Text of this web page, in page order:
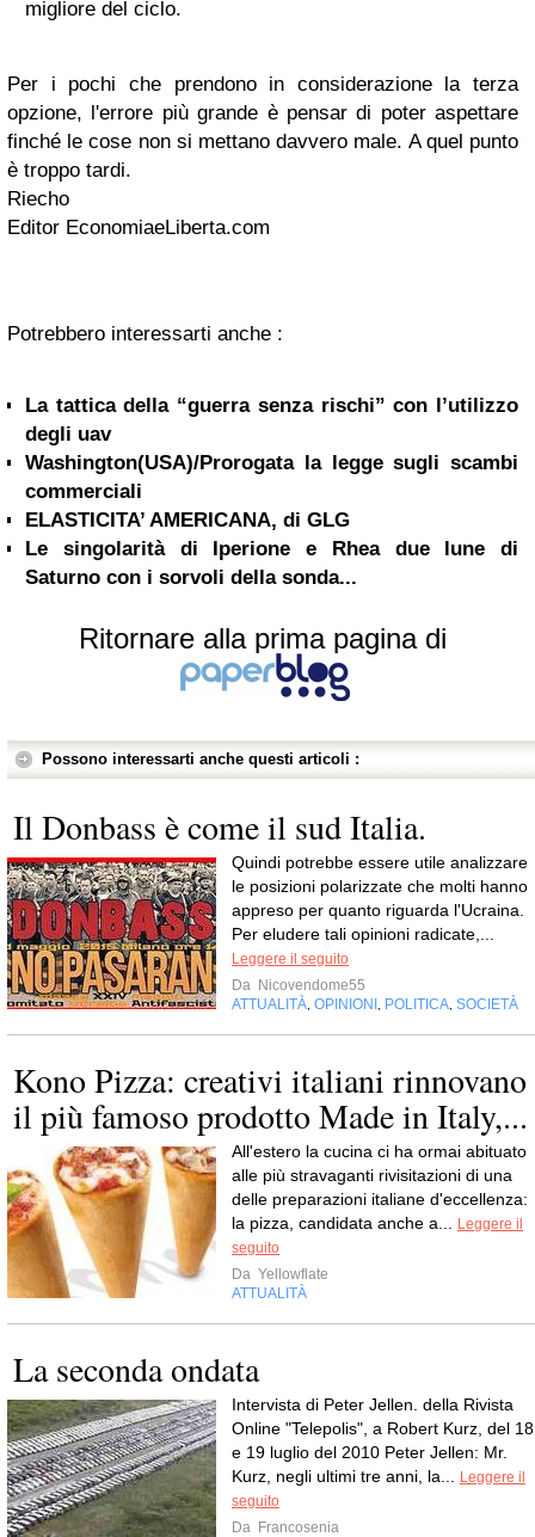
migliore del ciclo.
Per i pochi che prendono in considerazione la terza
opzione, l'errore più grande è pensar di poter aspettare
finché le cose non si mettano davvero male. A quel punto
è troppo tardi.
Riecho
Editor EconomiaeLiberta.com
Potrebbero interessarti anche :
La tattica della “guerra senza rischi” con l’utilizzo
degli uav
Washington(USA)/Prorogata la legge sugli scambi
commerciali
ELASTICITA’ AMERICANA, di GLG
Le singolarità di Iperione e Rhea due lune di
Saturno con i sorvoli della sonda...
Ritornare alla prima pagina di
Possono interessarti anche questi articoli :
Il Donbass è come il sud Italia.
Quindi potrebbe essere utile analizzare
le posizioni polarizzate che molti hanno
appreso per quanto riguarda l'Ucraina.
Per eludere tali opinioni radicate,...
Leggere il seguito
Da Nicovendome55
ATTUALITÀ OPINIONI POLITICA SOCIETÀ
Kono Pizza: creativi italiani rinnovano
il più famoso prodotto Made in Italy,...
All'estero la cucina ci ha ormai abituato
alle più stravaganti rivisitazioni di una
delle preparazioni italiane d'eccellenza:
la pizza, candidata anche a...
Leggere il
seguito
Da Yellowflate
ATTUALITÀ
La seconda ondata
Intervista di Peter Jellen. della Rivista
Online "Telepolis", a Robert Kurz, del 18
e 19 luglio del 2010 Peter Jellen: Mr.
Kurz, negli ultimi tre anni, la...
Leggere il
seguito
Da Francosenia